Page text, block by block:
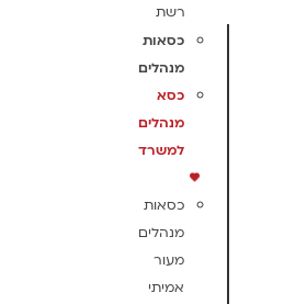
רשת
כסאות
מנהלים
כסא
מנהלים
למשרד
כסאות
מנהלים
מעור
אמיתי